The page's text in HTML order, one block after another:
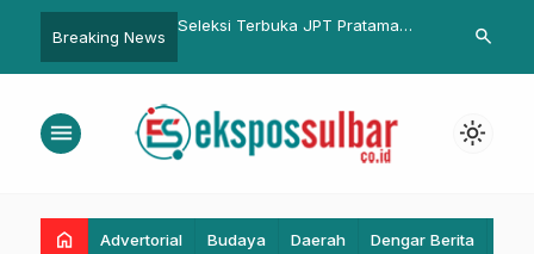
Breaking News
Seleksi Terbuka JPT Pratama
Penulisan Makalah
Pemkesra Sulbar
Tepat Sasaran
search
menu light_mode
home Advertorial Budaya Daerah Dengar Berita